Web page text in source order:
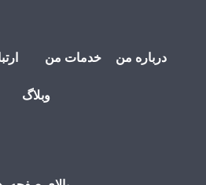
درباره من خدمات من
وبلاگ